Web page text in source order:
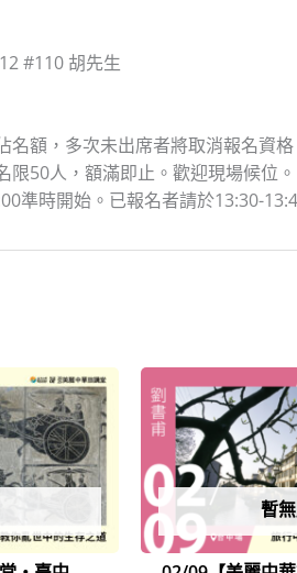
#110 胡先生
名額，多次未出席者將取消報名資格
限50人，額滿即止。歡迎現場候位。
準時開始。已報名者請於13:30-
暫